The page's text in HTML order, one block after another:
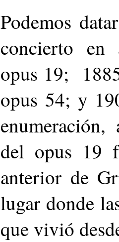
Podemos
concierto en
opus 19;
opus 54; y
del opus 19
anterior de
lugar donde
que vivió